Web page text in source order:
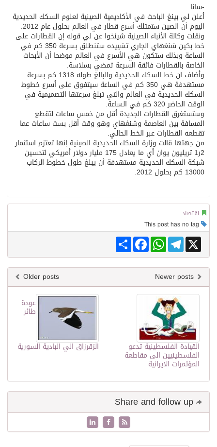
ثلة من الضابطات في الجييش الكويتي
كسوة الكعبة تعتلي البيت العتيق
-سانا
أعلن لي بينغ الباحث في الأكاديمية الصينية لعلوم السكك الحديدية
اليوم أن الصين ستمتلك أسرع قطار في العالم بحلول عام 2012.
ونقلت وكالة الأنباء الصينية شينخوا عن لي قوله إن القطارات على
خط بكين شنغهاي الجاري تشييده ستنطلق بسرعة 350 كم في
الساعة وبذلك ستكون هي الأسرع في العالم موضحا أن الأبحاث
الخاصة بالقطارات فائقة السرعة تمضي بسلاسة.
وأضاف ان خط السكك الحديدية والبالغ طوله 1318 كم بسرعة
مستهدفة هي 350 كم في الساعة سيتفوق على أسرع خطوط
السكك الحديدية في العالم والتي تبلغ سرعتها التصميمية في
الوقت الحاضر 320 كم في الساعة.
وستستغرق القطارات الجديدة أقل من خمس ساعات لتقطع
المسافة بين العاصمة وشنغهاي وهو وقت أقل بست ساعات عما
تقطعه القطارات عبر الخط الحالي.
من جهتها قالت وزارة السكك الحديدية الصينية إنها تعتزم استثمار
2ر1 تريليون يوان أي ما يعادل 175 مليار دولار أمريكي لتحسين
شبكة السكك الحديدية مستهدفة أن يبلغ طول خطوط الركاب
13000 كم بحلول 2012.
اقتصاد
Share
FacebookWhatsAppTelegram X
Older posts
عودة
طائر
الزقرزاق الي البادية السورية القيادة الفلسطينية تدعو
الفلسطينيين الى مقاطعة
المؤتمرات الايرانية